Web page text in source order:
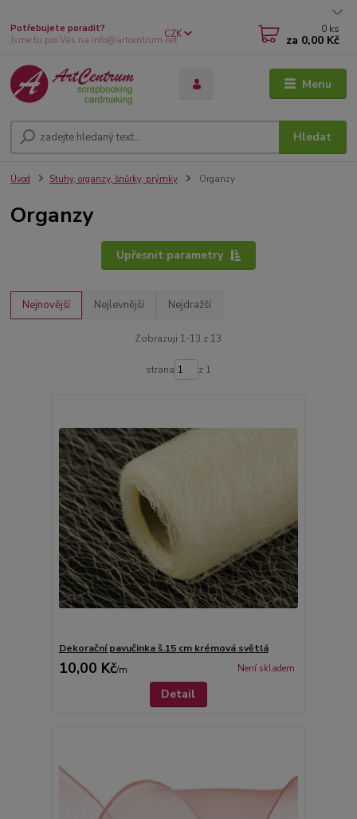
Menu
CZK
Hledat
Potřebujete poradit?
Jsme tu pro Vás na info@artcentrum.net
0 ks
za 0,00 Kč
Úvod Stuhy, organzy, šnůrky, prýmky Organzy
Organzy
Upřesnit parametry
Nejnovější Nejlevnější Nejdražší
Zobrazuji 1-13 z 13
strana z 1
Dekorační pavučinka š.15 cm krémová světlá
10,00 Kč/m Není skladem
Detail